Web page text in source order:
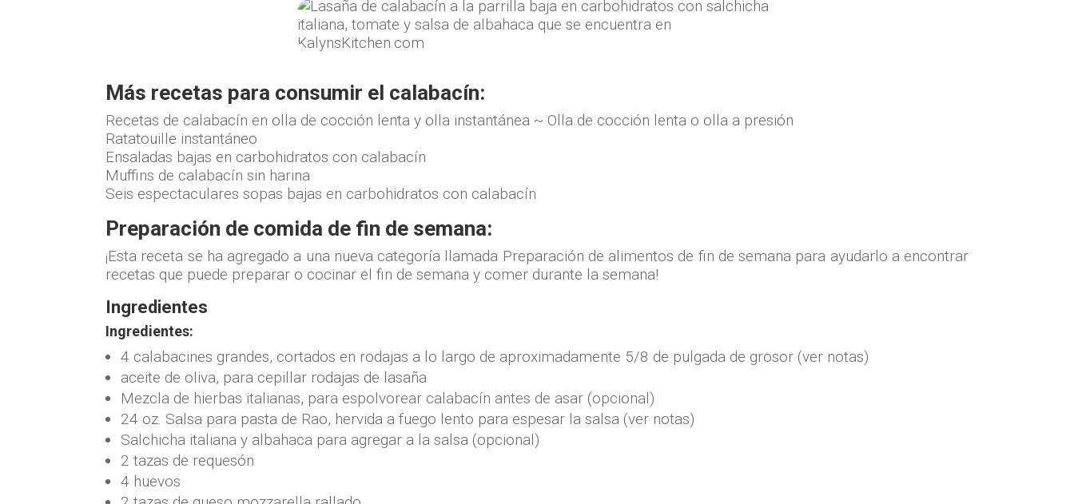
Más recetas para consumir el calabacín:
Recetas de calabacín en olla de cocción lenta y olla instantánea ~ Olla de cocción lenta o olla a presión
Ratatouille instantáneo
Ensaladas bajas en carbohidratos con calabacín
Muffins de calabacín sin harina
Seis espectaculares sopas bajas en carbohidratos con calabacín
Preparación de comida de fin de semana:
¡Esta receta se ha agregado a una nueva categoría llamada Preparación de alimentos de fin de semana para ayudarlo a encontrar
recetas que puede preparar o cocinar el fin de semana y comer durante la semana!
Ingredientes
Ingredientes:
4 calabacines grandes, cortados en rodajas a lo largo de aproximadamente 5/8 de pulgada de grosor (ver notas)
aceite de oliva, para cepillar rodajas de lasaña
Mezcla de hierbas italianas, para espolvorear calabacín antes de asar (opcional)
24 oz. Salsa para pasta de Rao, hervida a fuego lento para espesar la salsa (ver notas)
Salchicha italiana y albahaca para agregar a la salsa (opcional)
2 tazas de requesón
4 huevos